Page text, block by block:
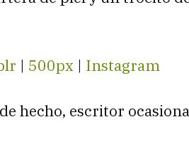
| 500px | Instagram
hecho, escritor